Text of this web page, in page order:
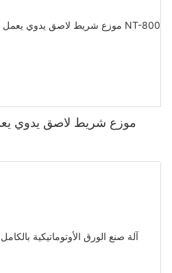
موزع شريط لاصق يدوي